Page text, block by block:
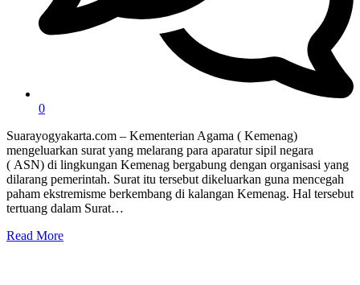
0
Suarayogyakarta.com – Kementerian Agama ( Kemenag)
mengeluarkan surat yang melarang para aparatur sipil negara
( ASN) di lingkungan Kemenag bergabung dengan organisasi yang
dilarang pemerintah. Surat itu tersebut dikeluarkan guna mencegah
paham ekstremisme berkembang di kalangan Kemenag. Hal tersebut
tertuang dalam Surat…
Read More